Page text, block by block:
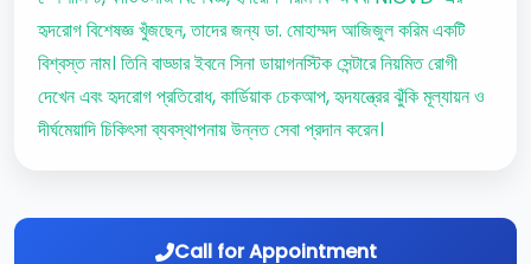
হৃদরোগ বিশেষজ্ঞ খুঁজছেন, তাদের জন্য ডা. মোহাম্মদ আজিজুল করিম একটি
বিশ্বস্ত নাম। তিনি বাড্ডার ইবনে সিনা ডায়াগনস্টিক সেন্টারে নিয়মিত রোগী
দেখেন এবং হৃদরোগ প্রতিরোধ, কার্ডিয়াক চেকআপ, হৃদযন্ত্রের ঝুঁকি মূল্যায়ন ও
দীর্ঘমেয়াদি চিকিৎসা ব্যবস্থাপনায় উন্নত সেবা প্রদান করেন।
Call for Appointment